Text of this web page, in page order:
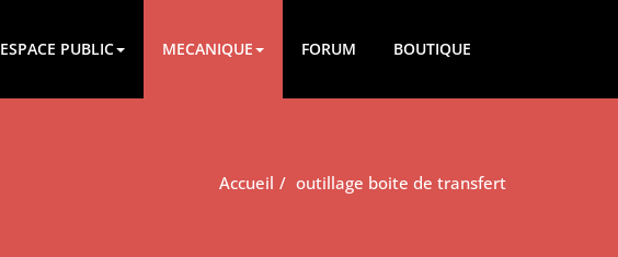
ESPACE PUBLIC MECANIQUE FORUM BOUTIQUE
Accueil outillage boite de transfert